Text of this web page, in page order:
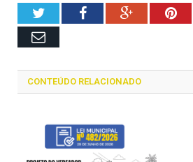
TwitterFacebookGoogle+
Email
CONTEÚDO RELACIONADO